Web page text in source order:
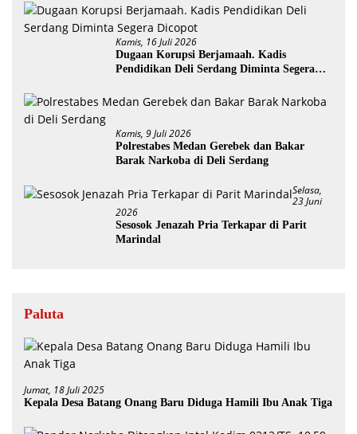
Kamis, 16 Juli 2026
Dugaan Korupsi Berjamaah. Kadis
Pendidikan Deli Serdang Diminta Segera
Kamis, 9 Juli 2026
Polrestabes Medan Gerebek dan Bakar
Barak Narkoba di Deli Serdang
Selasa,
23 Juni
2026
Sesosok Jenazah Pria Terkapar di Parit
Marindal
Paluta
Jumat, 18 Juli 2025
Kepala Desa Batang Onang Baru Diduga Hamili Ibu Anak Tiga